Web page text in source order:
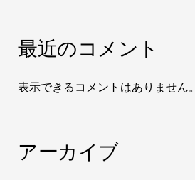
最近のコメント
表示できるコメントはありません。
アーカイブ